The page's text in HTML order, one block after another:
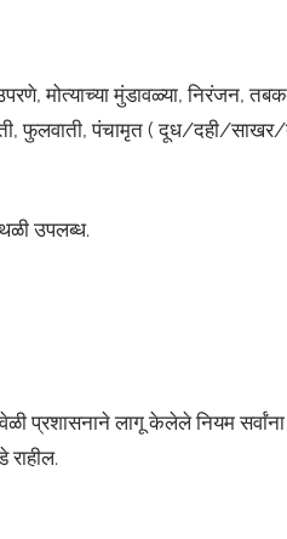
मोत्याच्या मुंडावळ्या, निरंजन,
फुलवाती, पंचामृत ( दूध/दही/
उपलब्ध.
प्रशासनाने लागू केलेले नियम
राहील.